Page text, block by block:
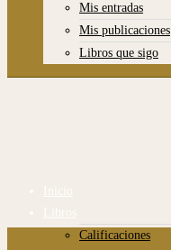
Mis entradas
Mis publicaciones
Libros que sigo
Inicio
Libros
Calificaciones